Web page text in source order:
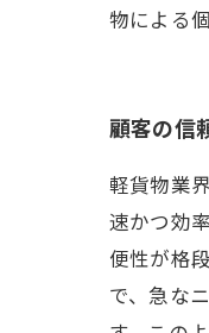
物による
顧客の信
軽貨物業
速かつ効
便性が格
で、急な